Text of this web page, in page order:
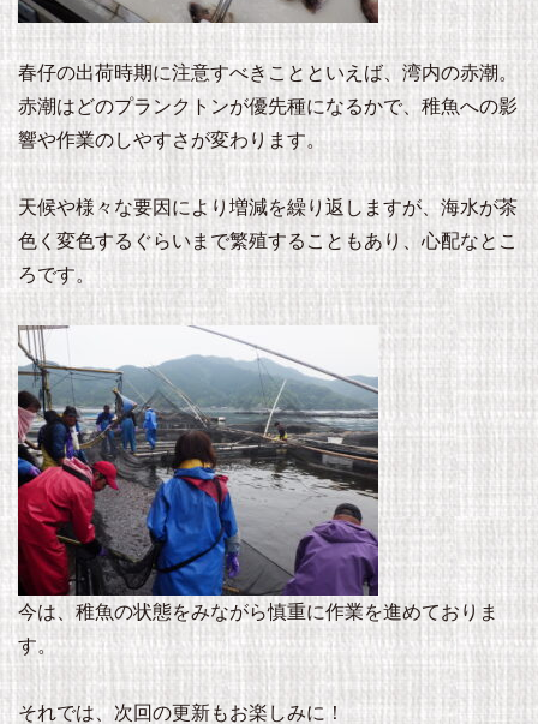
春仔の出荷時期に注意すべきことといえば、湾内の赤潮。
赤潮はどのプランクトンが優先種になるかで、稚魚への影
響や作業のしやすさが変わります。
天候や様々な要因により増減を繰り返しますが、海水が茶
色く変色するぐらいまで繁殖することもあり、心配なとこ
ろです。
今は、稚魚の状態をみながら慎重に作業を進めておりま
す。
それでは、次回の更新もお楽しみに！